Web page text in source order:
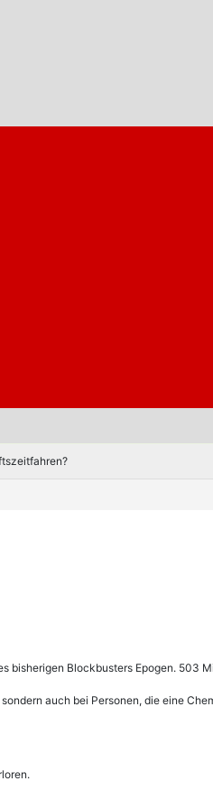
Blockbusters Epogen. 503
auch bei Personen, die eine